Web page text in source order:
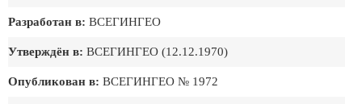
Разработан в: ВСЕГИНГЕО
Утверждён в: ВСЕГИНГЕО (12.12.1970)
Опубликован в: ВСЕГИНГЕО № 1972